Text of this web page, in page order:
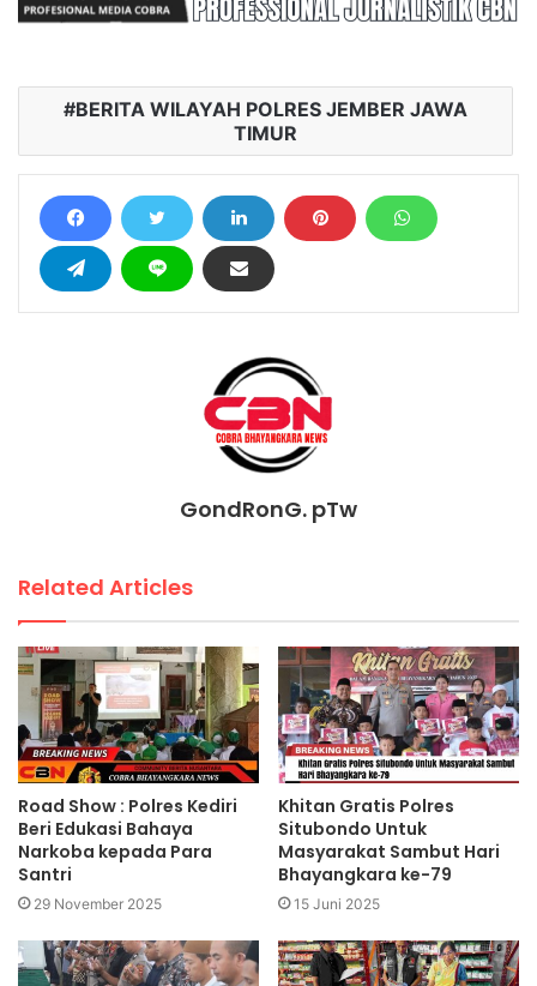
BERITA WILAYAH POLRES JEMBER JAWA
TIMUR
GondRonG. pTw
Related Articles
Road Show : Polres Kediri
Beri Edukasi Bahaya
Narkoba kepada Para
Santri
29 November 2025
Khitan Gratis Polres
Situbondo Untuk
Masyarakat Sambut Hari
Bhayangkara ke-79
15 Juni 2025